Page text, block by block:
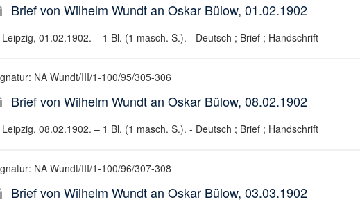
Brief von Wilhelm Wundt an Oskar Bülow, 01.02.1902
Leipzig, 01.02.1902. – 1 Bl. (1 masch. S.). - Deutsch ; Brief ; Handschrift
NA Wundt/III/1-100/95/305-306
Brief von Wilhelm Wundt an Oskar Bülow, 08.02.1902
Leipzig, 08.02.1902. – 1 Bl. (1 masch. S.). - Deutsch ; Brief ; Handschrift
NA Wundt/III/1-100/96/307-308
Brief von Wilhelm Wundt an Oskar Bülow, 03.03.1902